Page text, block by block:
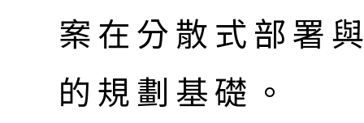
案在分散式部署
的規劃基礎。